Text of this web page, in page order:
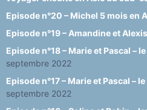
Episode n°20 – Michel 5 mois en
Episode n°19 – Amandine et
Episode n°18 – Marie et Pascal –
septembre 2022
Episode n°17 – Marie et Pascal –
septembre 2022